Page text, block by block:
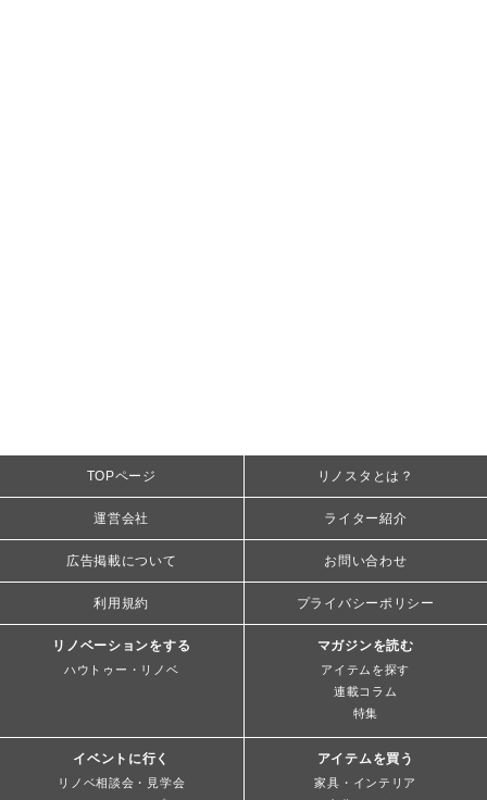
TOPページ リノスタとは？
運営会社 ライター紹介
広告掲載について お問い合わせ
利用規約 プライバシーポリシー
リノベーションをする
ハウトゥー・リノベ
マガジンを読む
アイテムを探す
連載コラム
特集
イベントに行く
リノベ相談会・見学会
アイテムを買う
家具・インテリア